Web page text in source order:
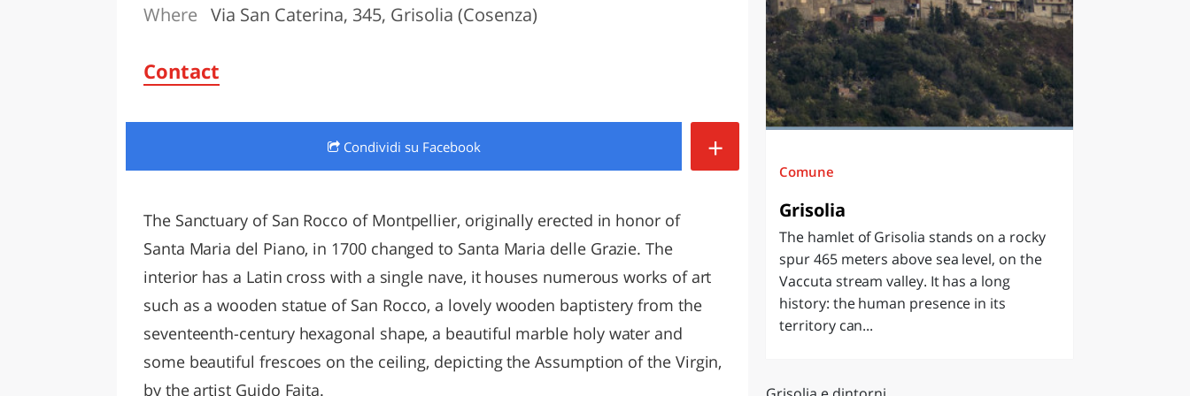
LAZIO
Where Via San Caterina, 345, Grisolia (Cosenza)
Contact
Condividi su Facebook +
The Sanctuary of San Rocco of Montpellier, originally erected in honor of
Santa Maria del Piano, in 1700 changed to Santa Maria delle Grazie. The
interior has a Latin cross with a single nave, it houses numerous works of art
such as a wooden statue of San Rocco, a lovely wooden baptistery from the
seventeenth-century hexagonal shape, a beautiful marble holy water and
some beautiful frescoes on the ceiling, depicting the Assumption of the Virgin,
by the artist Guido Faita.
Comune
Grisolia
The hamlet of Grisolia stands on a rocky
spur 465 meters above sea level, on the
Vaccuta stream valley. It has a long
history: the human presence in its
territory can...